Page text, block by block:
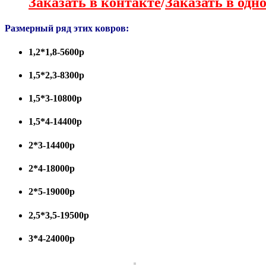
Размерный ряд этих ковров:
1,2*1,8-5600р
1,5*2,3-8300р
1,5*3-10800р
1,5*4-14400р
2*3-14400р
2*4-18000р
2*5-19000р
2,5*3,5-19500р
3*4-24000р